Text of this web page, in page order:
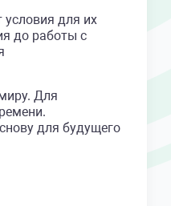
условия для их
до работы с
Для
для будущего